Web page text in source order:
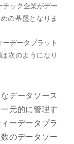
ック企業がデー
の基盤となりま
データプラット
次のようになり
データソース
元的に管理す
ーデータプラ
のデータソー